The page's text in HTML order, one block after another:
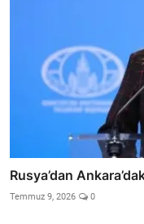
Rusya’dan
Temmuz 9, 2026 0